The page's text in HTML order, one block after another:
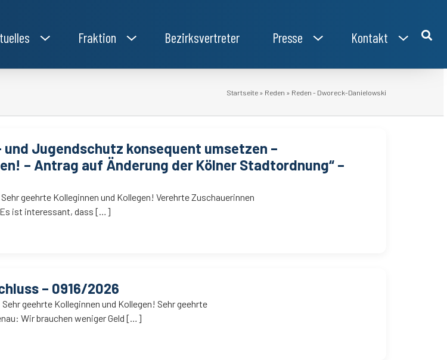
Fraktion Bezirksvertreter Presse Kontakt
Startseite » Reden » Reden - Dworeck-Danielowski
Jugendschutz konsequent umsetzen –
– Antrag auf Änderung der Kölner Stadtordnung“ –
geehrte Kolleginnen und Kollegen! Verehrte Zuschauerinnen
Es ist interessant, dass […]
– 0916/2026
geehrte Kolleginnen und Kollegen! Sehr geehrte
Wir brauchen weniger Geld […]